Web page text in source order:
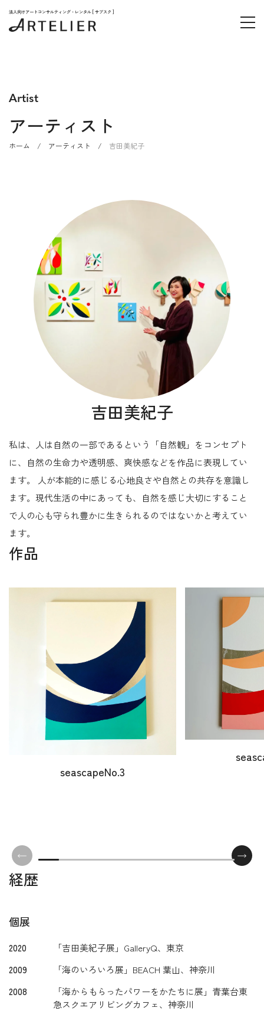
法人向けアートコンサルティング・レンタル [ サブスク ]
Artist
アーティスト
ホーム / アーティスト / 吉田美紀子
吉田美紀子
私は、人は自然の一部であるという「自然観」をコンセプト
に、自然の生命力や透明感、爽快感などを作品に表現してい
ます。 人が本能的に感じる心地良さや自然との共存を意識し
ます。現代生活の中にあっても、自然を感じ大切にすること
で人の心も守られ豊かに生きられるのではないかと考えてい
ます。
作品
seascapeNo.3
経歴
個展
2020
「吉田美紀子展」GalleryQ、東京
2009
「海のいろいろ展」BEACH 葉山、神奈川
2008
「海からもらったパワーをかたちに展」青葉台東
急スクエアリビングカフェ、神奈川